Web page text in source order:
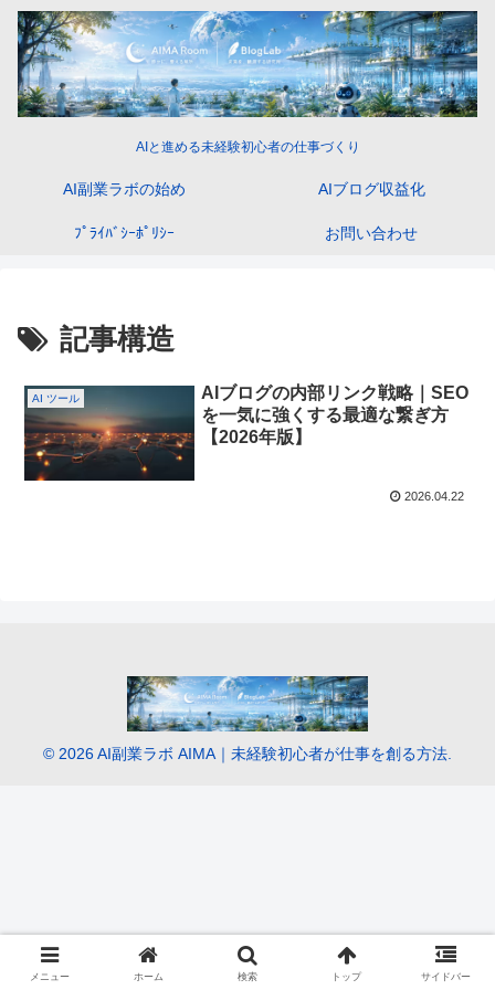
AIと進める未経験初心者の仕事づくり
AI副業ラボの始め AIブログ収益化
ﾌﾟﾗｲﾊﾞｼｰﾎﾟﾘｼｰ お問い合わせ
記事構造
AI ツール
AIブログの内部リンク戦略｜SEO
を一気に強くする最適な繋ぎ方
【2026年版】
2026.04.22
© 2026 AI副業ラボ AIMA｜未経験初心者が仕事を創る方法.
メニュー ホーム 検索 トップ サイドバー